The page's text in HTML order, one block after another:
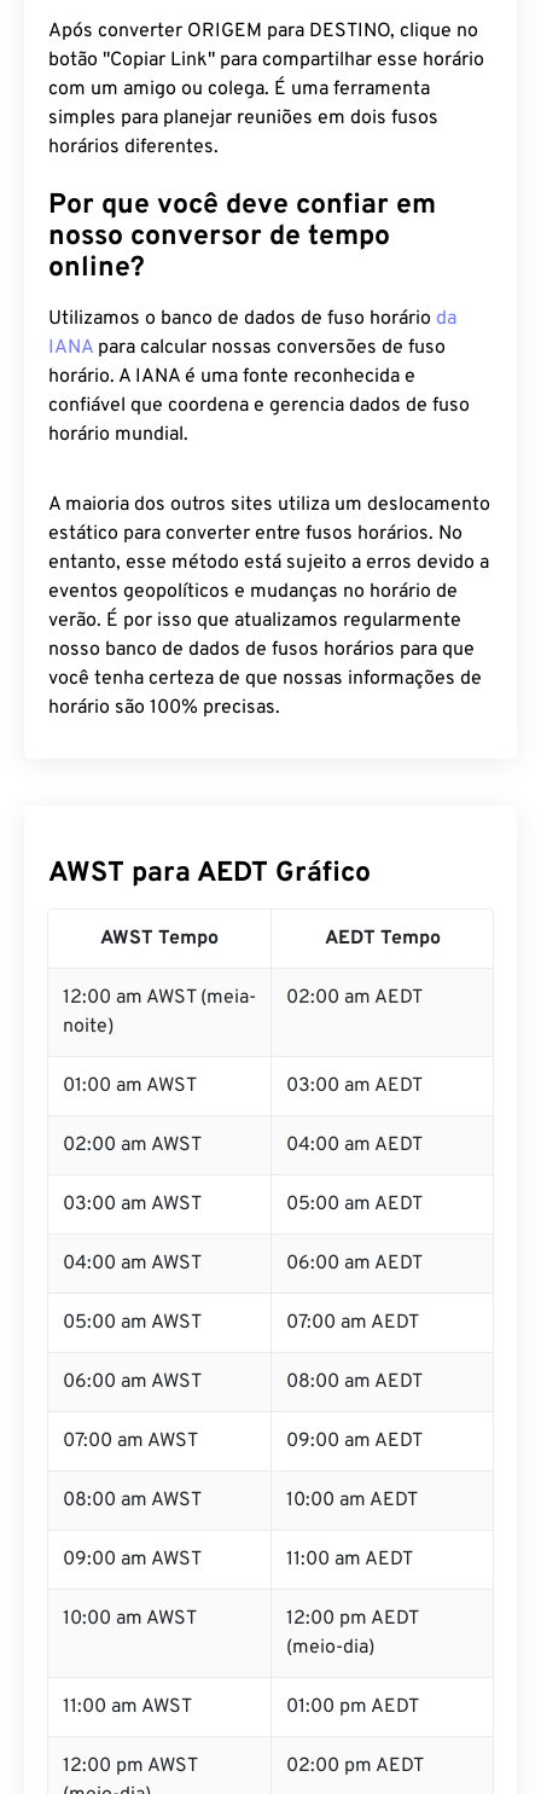
Após converter ORIGEM para DESTINO, clique no
botão "Copiar Link" para compartilhar esse horário
com um amigo ou colega. É uma ferramenta
simples para planejar reuniões em dois fusos
horários diferentes.
Por que você deve confiar em
nosso conversor de tempo
online?
Utilizamos o banco de dados de fuso horário da
IANA para calcular nossas conversões de fuso
horário. A IANA é uma fonte reconhecida e
confiável que coordena e gerencia dados de fuso
horário mundial.
A maioria dos outros sites utiliza um deslocamento
estático para converter entre fusos horários. No
entanto, esse método está sujeito a erros devido a
eventos geopolíticos e mudanças no horário de
verão. É por isso que atualizamos regularmente
nosso banco de dados de fusos horários para que
você tenha certeza de que nossas informações de
horário são 100% precisas.
AWST para AEDT Gráfico
AWST Tempo AEDT Tempo
12:00 am AWST (meia-
noite)
02:00 am AEDT
01:00 am AWST 03:00 am AEDT
02:00 am AWST 04:00 am AEDT
03:00 am AWST 05:00 am AEDT
04:00 am AWST 06:00 am AEDT
05:00 am AWST 07:00 am AEDT
06:00 am AWST 08:00 am AEDT
07:00 am AWST 09:00 am AEDT
08:00 am AWST 10:00 am AEDT
09:00 am AWST 11:00 am AEDT
10:00 am AWST
12:00 pm AEDT
(meio-dia)
11:00 am AWST 01:00 pm AEDT
12:00 pm AWST
02:00 pm AEDT